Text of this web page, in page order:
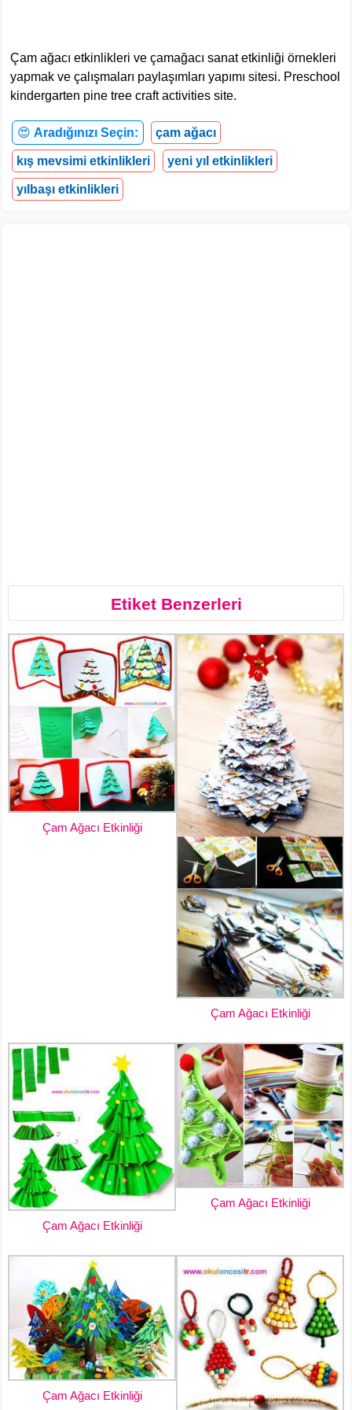
Çam ağacı etkinlikleri ve çamağacı sanat etkinliği örnekleri
yapmak ve çalışmaları paylaşımları yapımı sitesi. Preschool
kindergarten pine tree craft activities site.
😍 Aradığınızı Seçin: çam ağacı
kış mevsimi etkinlikleri yeni yıl etkinlikleri
yılbaşı etkinlikleri
Etiket Benzerleri
Çam Ağacı Etkinliği
Çam Ağacı Etkinliği
Çam Ağacı Etkinliği
Çam Ağacı Etkinliği
Çam Ağacı Etkinliği